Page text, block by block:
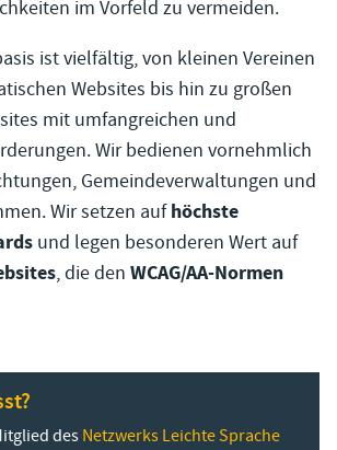
im Vorfeld zu vermeiden.
ist vielfältig, von kleinen Vereinen
Websites bis hin zu großen
mit umfangreichen und
Wir bedienen vornehmlich
Gemeindeverwaltungen und
Wir setzen aufhöchste
und legen besonderen Wert auf
, die den WCAG/AA-Normen
des Netzwerks Leichte Sprache